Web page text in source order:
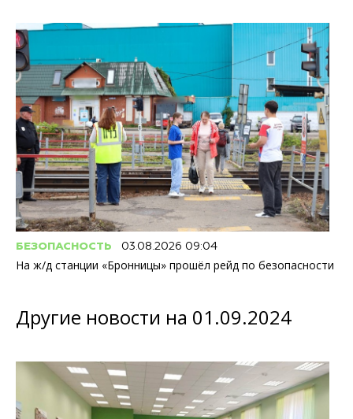
БЕЗОПАСНОСТЬ 03.08.2026 09:04
На ж/д станции «Бронницы» прошёл рейд по безопасности
Другие новости на 01.09.2024